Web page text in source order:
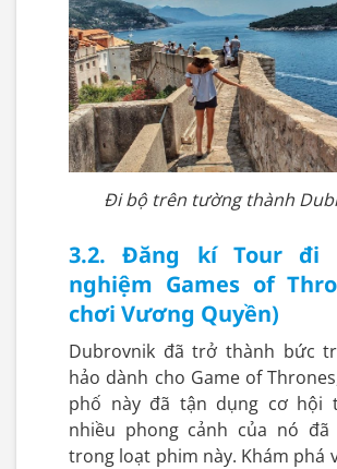
Đi bộ trên tường thành
3.2. Đăng kí Tour đi
nghiệm Games of
chơi Vương Quyền)
Dubrovnik đã trở thành bức
hảo dành cho Game of
phố này đã tận dụng cơ hội
nhiều phong cảnh của nó đã
trong loạt phim này. Khám phá